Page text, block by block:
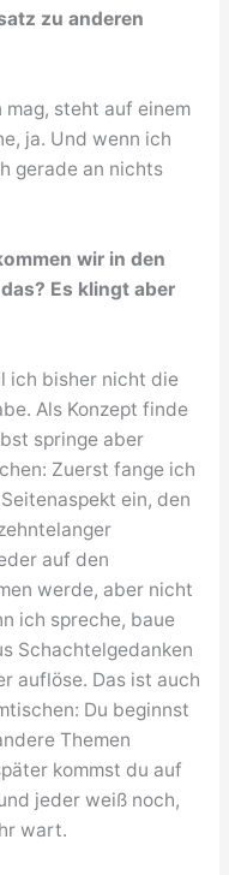
zu anderen
steht auf einem
ja. Und wenn ich
gerade an nichts
wir in den
Es klingt aber
ich bisher nicht die
Als Konzept finde
springe aber
Zuerst fange ich
ein, den
auf den
werde, aber nicht
ich spreche, baue
Schachtelgedanken
auflöse. Das ist auch
Du beginnst
Themen
kommst du auf
jeder weiß noch,
wart.